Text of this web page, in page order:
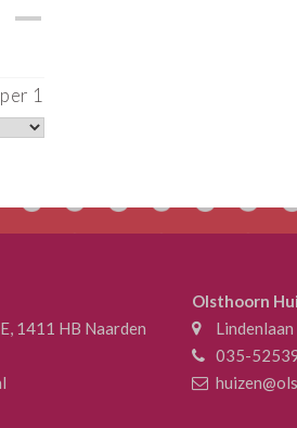
1411 HB Naarden
Olsthoorn
035-